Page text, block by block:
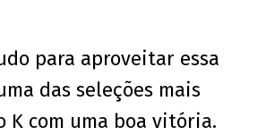
para aproveitar essa
das seleções mais
K com uma boa vitória.